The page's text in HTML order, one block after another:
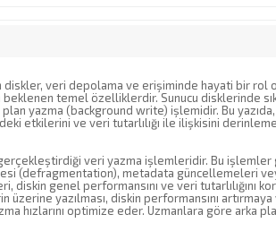
veri depolama ve erişiminde hayati bir rol
beklenen temel özelliklerdir. Sunucu disklerinde
yazma (background write) işlemidir. Bu
etkilerini ve veri tutarlılığı ile ilişkisini
veri yazma işlemleridir. Bu
(defragmentation), metadata güncellemeleri
genel performansını ve veri tutarlılığını
yazılması, diskin performansını
hızlarını optimize eder. Uzmanlara göre arka